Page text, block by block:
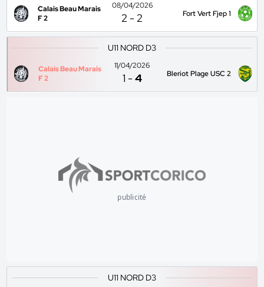
Calais Beau Marais
F 2
08/04/2026
2 -2 Fort Vert Fjep 1
U11 NORD D3
Calais Beau Marais
F 2
11/04/2026
1 -4 Bleriot Plage USC 2
publicité
U11 NORD D3